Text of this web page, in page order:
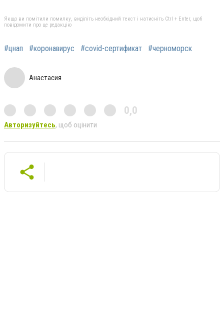
Якщо ви помітили помилку, виділіть необхідний текст і натисніть Ctrl + Enter, щоб
повідомити про це редакцію
#цнап #коронавирус #covid-сертификат #черноморск
Анастасия
0,0
Авторизуйтесь, щоб оцінити